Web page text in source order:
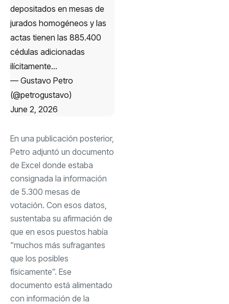
depositados en mesas de
jurados homogéneos y las
actas tienen las 885.400
cédulas adicionadas
ilícitamente…
— Gustavo Petro
(@petrogustavo)
June 2, 2026
En una publicación posterior,
Petro adjuntó un documento
de Excel donde estaba
consignada la información
de 5.300 mesas de
votación. Con esos datos,
sustentaba su afirmación de
que en esos puestos había
“muchos más sufragantes
que los posibles
físicamente”. Ese
documento está alimentado
con información de la